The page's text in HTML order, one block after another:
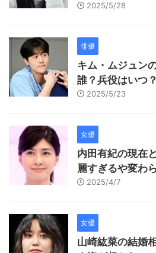
2025/5/28
俳優
キム・ムジュン
誰？兵役はいつ
2025/5/23
女優
内田有紀の現在
麗すぎるや変わ
2025/4/7
女優
山崎紘菜の結婚